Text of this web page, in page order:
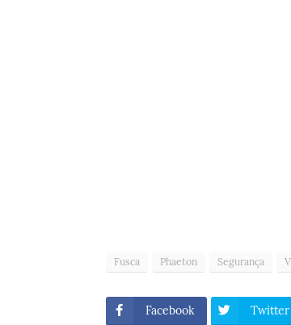
Fusca Phaeton Segurança
Facebook Twitter